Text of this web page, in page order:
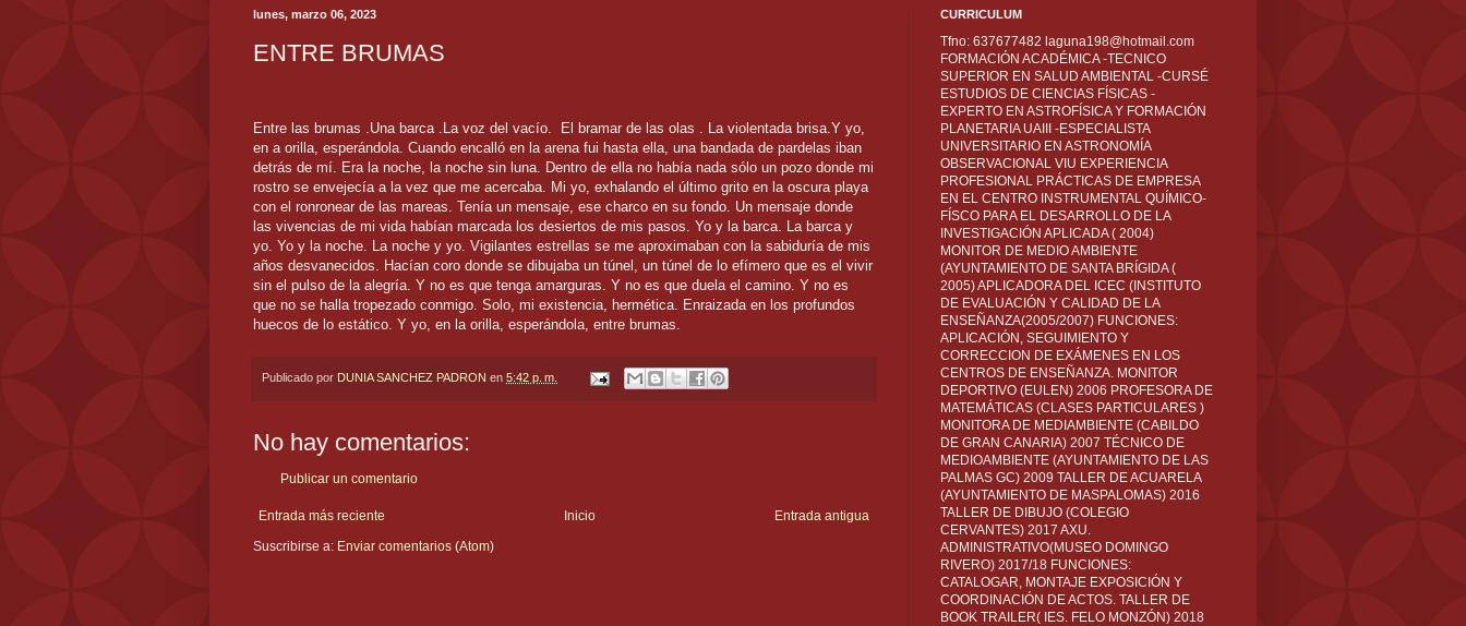
lunes, marzo 06, 2023
ENTRE BRUMAS
Entre las brumas .Una barca .La voz del vacío.
El bramar de las olas . La violentada brisa.Y yo,
en a orilla, esperándola. Cuando encalló en la arena fui hasta ella, una bandada de pardelas iban
detrás de mí. Era la noche, la noche sin luna. Dentro de ella no había nada sólo un pozo donde mi
rostro se envejecía a la vez que me acercaba. Mi yo, exhalando el último grito en la oscura playa
con el ronronear de las mareas. Tenía un mensaje, ese charco en su fondo. Un mensaje donde
las vivencias de mi vida habían marcada los desiertos de mis pasos. Yo y la barca. La barca y
yo. Yo y la noche. La noche y yo. Vigilantes estrellas se me aproximaban con la sabiduría de mis
años desvanecidos. Hacían coro donde se dibujaba un túnel, un túnel de lo efímero que es el vivir
sin el pulso de la alegría. Y no es que tenga amarguras. Y no es que duela el camino. Y no es
que no se halla tropezado conmigo. Solo, mi existencia, hermética. Enraizada en los profundos
huecos de lo estático. Y yo, en la orilla, esperándola, entre brumas.
Publicado por DUNIA SANCHEZ PADRON en 5:42 p. m.
No hay comentarios:
Publicar un comentario
Entrada más reciente Entrada antigua
Inicio
Suscribirse a: Enviar comentarios (Atom)
CURRICULUM
Tfno: 637677482 laguna198@hotmail.com
FORMACIÓN ACADÉMICA -TECNICO
SUPERIOR EN SALUD AMBIENTAL -CURSÉ
ESTUDIOS DE CIENCIAS FÍSICAS -
EXPERTO EN ASTROFÍSICA Y FORMACIÓN
PLANETARIA UAIII -ESPECIALISTA
UNIVERSITARIO EN ASTRONOMÍA
OBSERVACIONAL VIU EXPERIENCIA
PROFESIONAL PRÁCTICAS DE EMPRESA
EN EL CENTRO INSTRUMENTAL QUÍMICO-
FÍSCO PARA EL DESARROLLO DE LA
INVESTIGACIÓN APLICADA ( 2004)
MONITOR DE MEDIO AMBIENTE
(AYUNTAMIENTO DE SANTA BRÍGIDA (
2005) APLICADORA DEL ICEC (INSTITUTO
DE EVALUACIÓN Y CALIDAD DE LA
ENSEÑANZA(2005/2007) FUNCIONES:
APLICACIÓN, SEGUIMIENTO Y
CORRECCION DE EXÁMENES EN LOS
CENTROS DE ENSEÑANZA. MONITOR
DEPORTIVO (EULEN) 2006 PROFESORA DE
MATEMÁTICAS (CLASES PARTICULARES )
MONITORA DE MEDIAMBIENTE (CABILDO
DE GRAN CANARIA) 2007 TÉCNICO DE
MEDIOAMBIENTE (AYUNTAMIENTO DE LAS
PALMAS GC) 2009 TALLER DE ACUARELA
(AYUNTAMIENTO DE MASPALOMAS) 2016
TALLER DE DIBUJO (COLEGIO
CERVANTES) 2017 AXU.
ADMINISTRATIVO(MUSEO DOMINGO
RIVERO) 2017/18 FUNCIONES:
CATALOGAR, MONTAJE EXPOSICIÓN Y
COORDINACIÓN DE ACTOS. TALLER DE
BOOK TRAILER( IES. FELO MONZÓN) 2018